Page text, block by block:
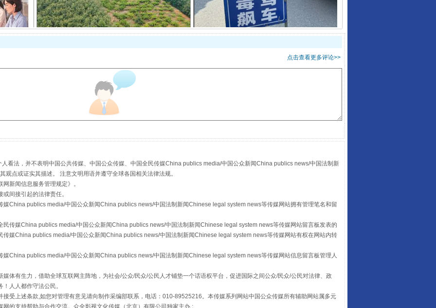
以产业富民促振兴 酒驾未被当场查获能处罚吗
事关残疾人未来5年 让传统村落焕发生机
点击查看更多评论>>
看法，并不表明中国公共传媒、中国公众传媒、中国全民传媒China publics media/中国公众新闻China publics news/中国法制新
点或证实其描述。 注意文明用语并遵守全球各国相关法律法规。
网新闻信息服务管理规定》。
间接引起的法律责任。
媒China publics media/中国公众新闻China publics news/中国法制新闻Chinese legal system news等传媒网站拥有管理笔名和留
民传媒China publics media/中国公众新闻China publics news/中国法制新闻Chinese legal system news等传媒网站留言板发表的
传媒China publics media/中国公众新闻China publics news/中国法制新闻Chinese legal system news等传媒网站有权在网站内转
媒China publics media/中国公众新闻China publics news/中国法制新闻Chinese legal system news等传媒网站信息留言板管理人
体有生力，借助全球互联网主阵地，为社会/公众/民众/公民人才铺垫一个话语权平台，促进国际之间公众/民众/公民对法律、政
人人都作守法公民。
受上述条款,如您对管理有意见请向制作采编部联系，电话：010-89525216。本传媒系列网站中国公众传媒所有辅助网站属多元
的支持帮助与合作交流。众全影视文化传媒（北京）有限公司独家主办 :